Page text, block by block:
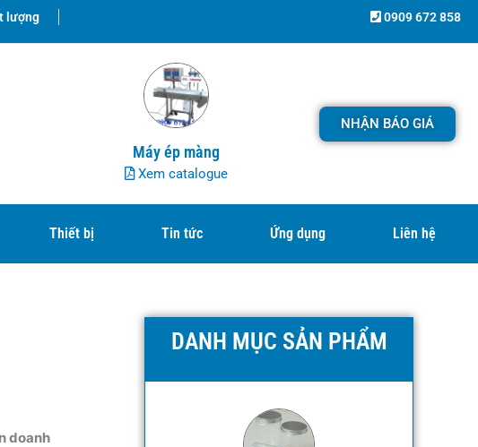
lượng 0909 672 858
Máy ép màng
Xem catalogue
NHẬN BÁO GIÁ
Thiết bị Tin tức Ứng dụng Liên hệ
doanh
DANH MỤC SẢN PHẨM